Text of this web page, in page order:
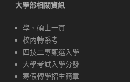
大學部相關資訊
學、碩士一貫
校內轉系考
四技二專甄選入學
大學考試入學分發
寒假轉學招生簡章